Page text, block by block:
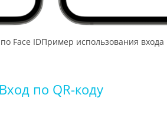
Face IDПример использования входа
Вход по QR-коду